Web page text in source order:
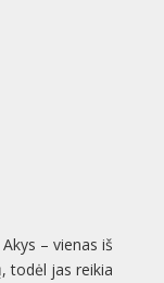
– vienas iš
todėl jas reikia